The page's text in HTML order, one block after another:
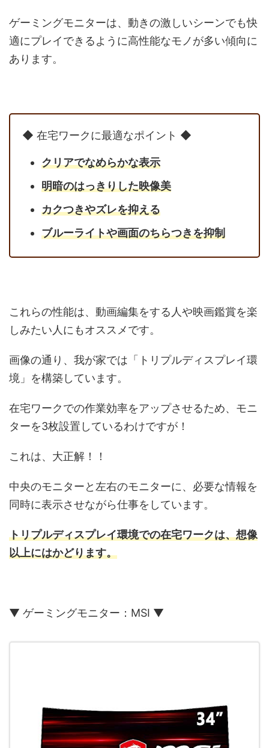
ゲーミングモニターは、動きの激しいシーンでも快
適にプレイできるように高性能なモノが多い傾向に
あります。
◆ 在宅ワークに最適なポイント ◆
クリアでなめらかな表示
明暗のはっきりした映像美
カクつきやズレを抑える
ブルーライトや画面のちらつきを抑制
これらの性能は、動画編集をする人や映画鑑賞を楽
しみたい人にもオススメです。
画像の通り、我が家では「トリプルディスプレイ環
境」を構築しています。
在宅ワークでの作業効率をアップさせるため、モニ
ターを3枚設置しているわけですが！
これは、大正解！！
中央のモニターと左右のモニターに、必要な情報を
同時に表示させながら仕事をしています。
トリプルディスプレイ環境での在宅ワークは、想像
以上にはかどります。
▼ ゲーミングモニター：MSI ▼